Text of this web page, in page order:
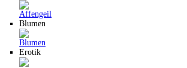
Blumen
Erotik